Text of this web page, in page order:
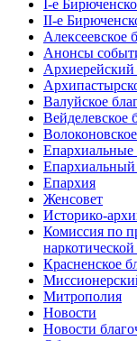
I-е
II-е
Алексеевское
Анонсы
Архиерейский
Валуйское
Вейделевское
Епархиальные
Епархиальный
Епархия
Женсовет
Историко-
Комиссия по
Красненское
Митрополия
Новости
Новости